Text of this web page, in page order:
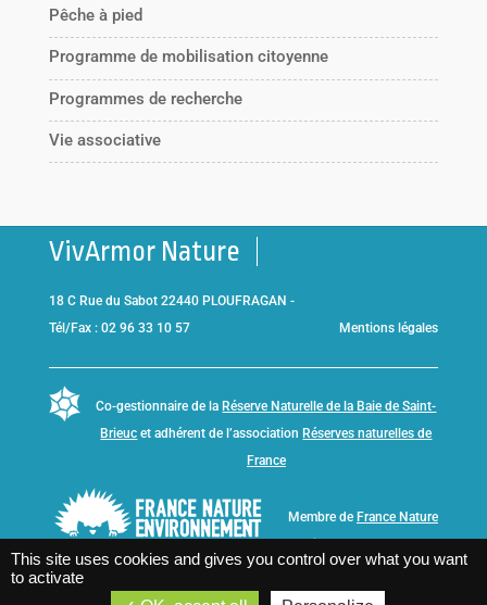
Pêche à pied
Programme de mobilisation citoyenne
Programmes de recherche
Vie associative
VivArmor Nature
18 C Rue du Sabot 22440 PLOUFRAGAN -
Tél/Fax : 02 96 33 10 57
Mentions légales
Co-gestionnaire de la Réserve Naturelle de la Baie de Saint-
Brieuc et adhérent de l’association Réserves naturelles de
France
Membre de France Nature
This site uses cookies and gives you control over what you want
to activate